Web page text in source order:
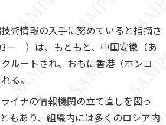
術情報の入手に努めていると指摘さ
）は、もともと、中国安徽（あ
ルートされ、おもに香港（ホンコ
る。
イナの情報機関の立て直しを図っ
もあり、組織内には多くのロシア内